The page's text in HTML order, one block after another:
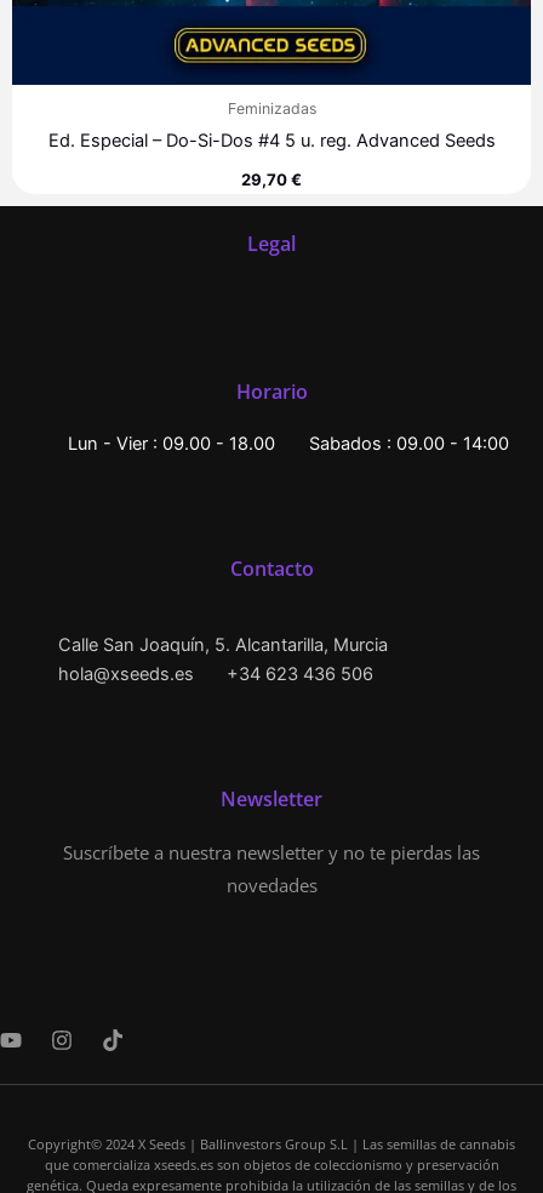
Feminizadas
Ed. Especial – Do-Si-Dos #4 5 u. reg. Advanced Seeds
29,70€
Legal
Horario
Lun - Vier : 09.00 - 18.00 Sabados : 09.00 - 14:00
Contacto
Calle San Joaquín, 5. Alcantarilla, Murcia
hola@xseeds.es
+34 623 436 506
Newsletter
Suscríbete a nuestra newsletter y no te pierdas las
novedades
Y
u
I
s
g
r
T
k
k
Copyright© 2024 X Seeds | Ballinvestors Group S.L | Las semillas de cannabis
que comercializa xseeds.es son objetos de coleccionismo y preservación
genética. Queda expresamente prohibida la utilización de las semillas y de los